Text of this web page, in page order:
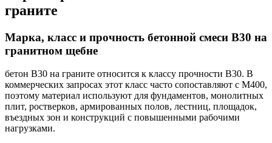
граните
Марка, класс и прочность бетонной смеси В30 на
гранитном щебне
бетон В30 на граните относится к классу прочности В30. В
коммерческих запросах этот класс часто сопоставляют с М400,
поэтому материал используют для фундаментов, монолитных
плит, ростверков, армированных полов, лестниц, площадок,
въездных зон и конструкций с повышенными рабочими
нагрузками.